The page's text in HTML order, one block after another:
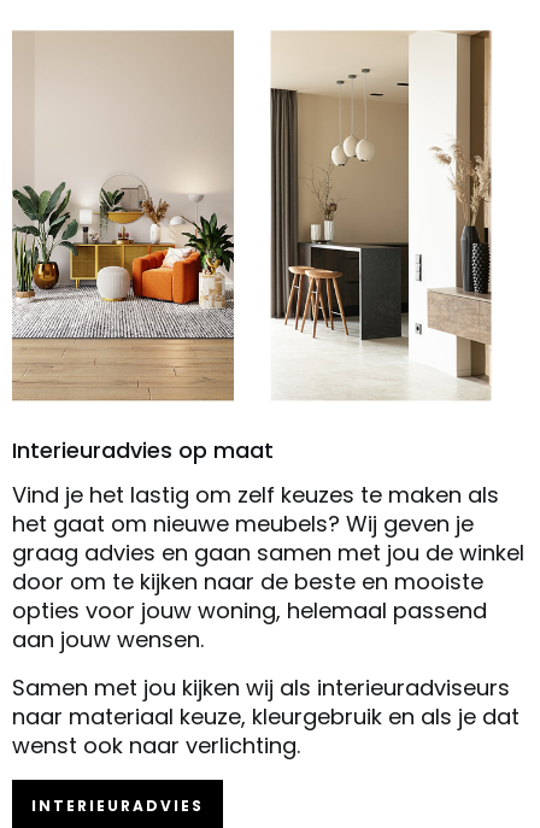
Interieuradvies op maat
Vind je het lastig om zelf keuzes te maken als
het gaat om nieuwe meubels? Wij geven je
graag advies en gaan samen met jou de winkel
door om te kijken naar de beste en mooiste
opties voor jouw woning, helemaal passend
aan jouw wensen.
Samen met jou kijken wij als interieuradviseurs
naar materiaal keuze, kleurgebruik en als je dat
wenst ook naar verlichting.
INTERIEURADVIES